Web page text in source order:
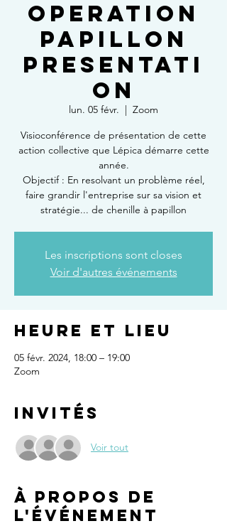
OPERATION
PAPILLON
PRESENTATI
ON
lun. 05 févr.
  |
Zoom
Visioconférence de présentation de cette
action collective que Lépica démarre cette
année.
Objectif : En resolvant un problème réel,
faire grandir l'entreprise sur sa vision et
stratégie... de chenille à papillon
Les inscriptions sont closes
Voir d'autres événements
Heure et lieu
05 févr. 2024, 18:00 – 19:00
Zoom
Invités
Voir tout
À propos de
l'événement